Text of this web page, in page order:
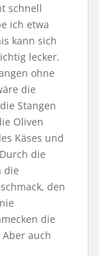
schnell
ich etwa
kann sich
lecker.
ohne
die
Stangen
Oliven
Käses und
die
die
den
die
auch